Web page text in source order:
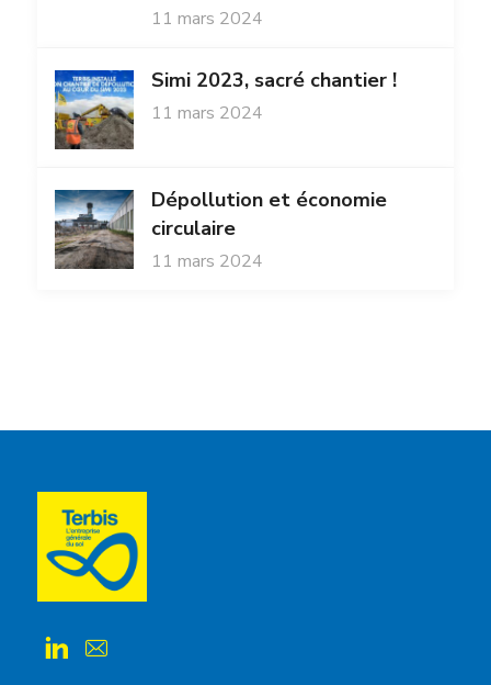
11 mars 2024
Simi 2023, sacré chantier !
11 mars 2024
Dépollution et économie
circulaire
11 mars 2024